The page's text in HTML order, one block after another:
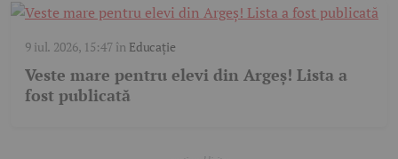
9 iul. 2026, 15:47în Educație
Veste mare pentru elevi din Argeș! Lista a
fost publicată